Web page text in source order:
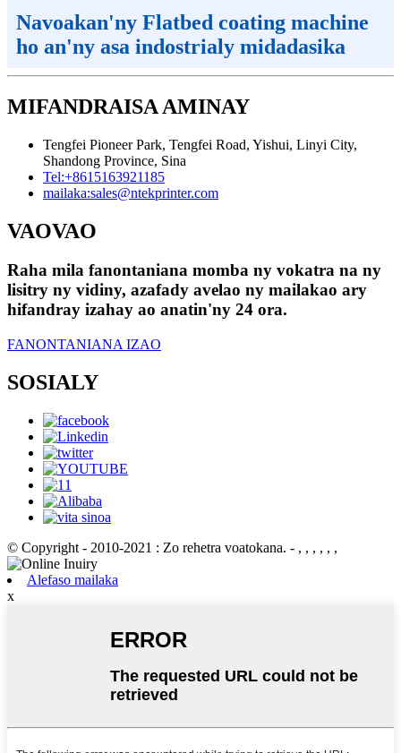
Navoakan'ny Flatbed coating machine
ho an'ny asa indostrialy midadasika
MIFANDRAISA AMINAY
Tengfei Pioneer Park, Tengfei Road, Yishui, Linyi City,
Shandong Province, Sina
Tel:+8615163921185
mailaka:sales@ntekprinter.com
VAOVAO
Raha mila fanontaniana momba ny vokatra na ny
lisitry ny vidiny, azafady avelao ny mailakao ary
hifandray izahay ao anatin'ny 24 ora.
FANONTANIANA IZAO
SOSIALY
© Copyright - 2010-2021 : Zo rehetra voatokana. - , , , , , ,
Alefaso mailaka
x